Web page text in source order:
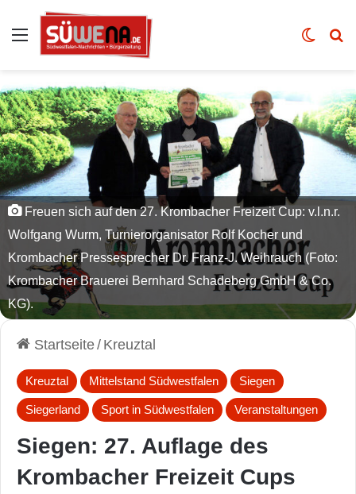
Auswahl Skin
Freuen sich auf den 27. Krombacher Freizeit Cup: v.l.n.r.
Wolfgang Wurm, Turnierorganisator Rolf Kocher und
Krombacher Pressesprecher Dr. Franz-J. Weihrauch (Foto:
Krombacher Brauerei Bernhard Schadeberg GmbH & Co.
KG).
Startseite/ Kreuztal
Kreuztal Mittelstand Südwestfalen Siegen
Siegerland Sport in Südwestfalen Veranstaltungen
Siegen: 27. Auflage des
Krombacher Freizeit Cups